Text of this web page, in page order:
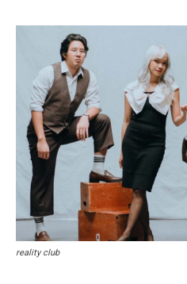
reality club